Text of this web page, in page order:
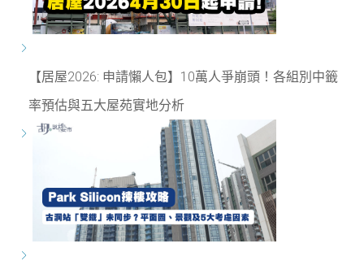
【居屋2026: 申請懶人包】10萬人爭崩頭！各組別中籤
率預估與五大屋苑實地分析